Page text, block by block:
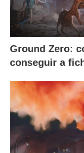
Ground Zero:
conseguir a